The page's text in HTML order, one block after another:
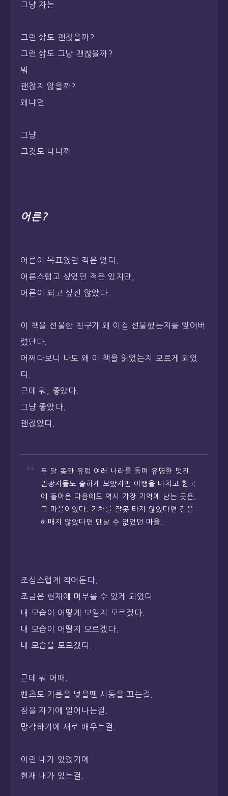
그냥 자는
그런 삶도 괜찮을까?
그런 삶도 그냥 괜찮을까?
뭐
괜찮지 않을까?
왜냐면
그냥.
그것도 나니까.
어른?
어른이 목표였던 적은 없다.
어른스럽고 싶었던 적은 있지만,
어른이 되고 싶진 않았다.
이 책을 선물한 친구가 왜 이걸 선물했는지를 잊어버
렸단다.
어쩌다보니 나도 왜 이 책을 읽었는지 모르게 되었
다.
근데 뭐, 좋았다.
그냥 좋았다.
괜찮았다.
두 달 동안 유럽 여러 나라를 돌며 유명한 멋진
관광지들도 숱하게 보았지만 여행을 마치고 한국
에 돌아온 다음에도 역시 가장 기억에 남는 곳은,
그 마을이었다. 기차를 잘못 타지 않았다면 길을
헤매지 않았다면 만날 수 없었던 마을.
조심스럽게 적어둔다.
조금은 현재에 머무를 수 있게 되었다.
내 모습이 어떻게 보일지 모르겠다.
내 모습이 어떨지 모르겠다.
내 모습을 모르겠다.
근데 뭐 어때.
벤츠도 기름을 넣을땐 시동을 끄는걸.
잠을 자기에 일어나는걸.
망각하기에 새로 배우는걸.
이런 내가 있었기에
현재 내가 있는걸.